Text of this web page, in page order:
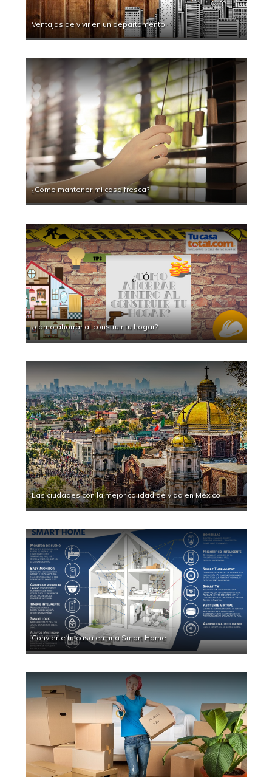
Ventajas de vivir en un departamento
¿Cómo mantener mi casa fresca?
¿cómo ahorrar al construir tu hogar?
Las ciudades con la mejor calidad de vida en México
Convierte tu casa en una Smart Home